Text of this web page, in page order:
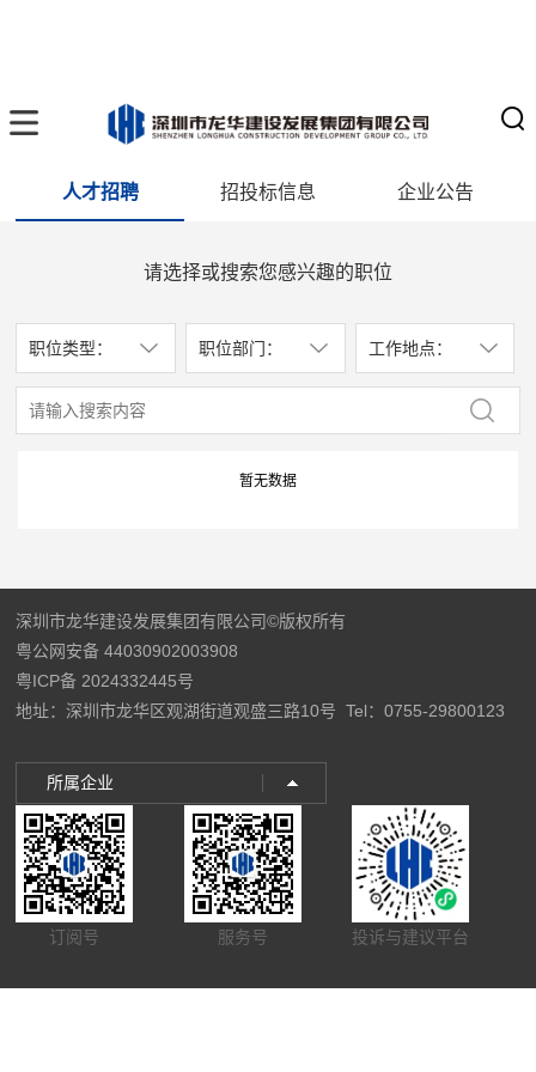
人才招聘 招投标信息 企业公告
请选择或搜索您感兴趣的职位
职位类型： 职位部门： 工作地点：
暂无数据
深圳市龙华建设发展集团有限公司©版权所有
粤公网安备 44030902003908
粤ICP备 2024332445号
地址：深圳市龙华区观湖街道观盛三路10号 Tel：0755-29800123
所属企业
订阅号 服务号 投诉与建议平台